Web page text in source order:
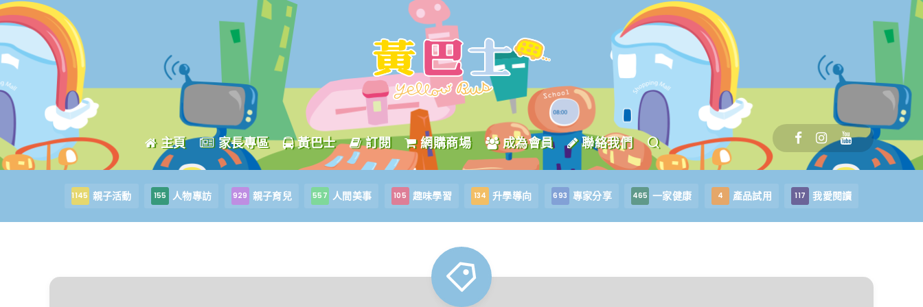
主頁 家長專區 黃巴士 訂閱 網購商場 成為會員 聯絡我們
1145 親子活動 155 人物專訪 929 親子育兒 557 人間美事 105 趣味學習 134 升學導向 693 專家分享 465 一家健康 4 產品試用 117 我愛閱讀